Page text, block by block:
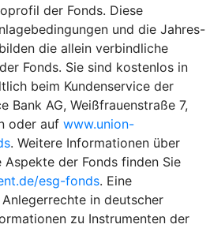
der Fonds. Diese
und die Jahres-
die allein verbindliche
Fonds. Sie sind kostenlos in
beim Kundenservice der
Bank AG, Weißfrauenstraße 7,
oder auf www.union-
. Weitere Informationen über
der Fonds finden Sie
esg-fonds. Eine
in deutscher
zu Instrumenten der